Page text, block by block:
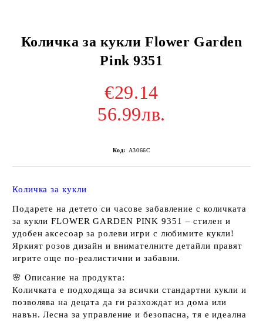
Количка за кукли Flower Garden
Pink 9351
€29.14
56.99лв.
Код: A3066C
Количка за кукли
Подарете на детето си часове забавление с количката
за кукли FLOWER GARDEN PINK 9351 – стилен и
удобен аксесоар за ролеви игри с любимите кукли!
Яркият розов дизайн и внимателните детайли правят
игрите още по-реалистични и забавни.
🌸 Описание на продукта:
Количката е подходяща за всички стандартни кукли и
позволява на децата да ги разхождат из дома или
навън. Лесна за управление и безопасна, тя е идеална